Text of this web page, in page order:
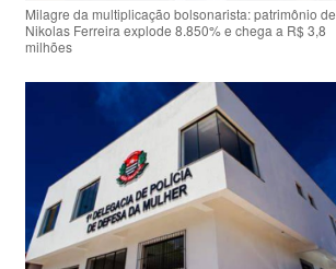
Milagre da multiplicação bolsonarista: patrimônio de
Nikolas Ferreira explode 8.850% e chega a R$ 3,8
milhões